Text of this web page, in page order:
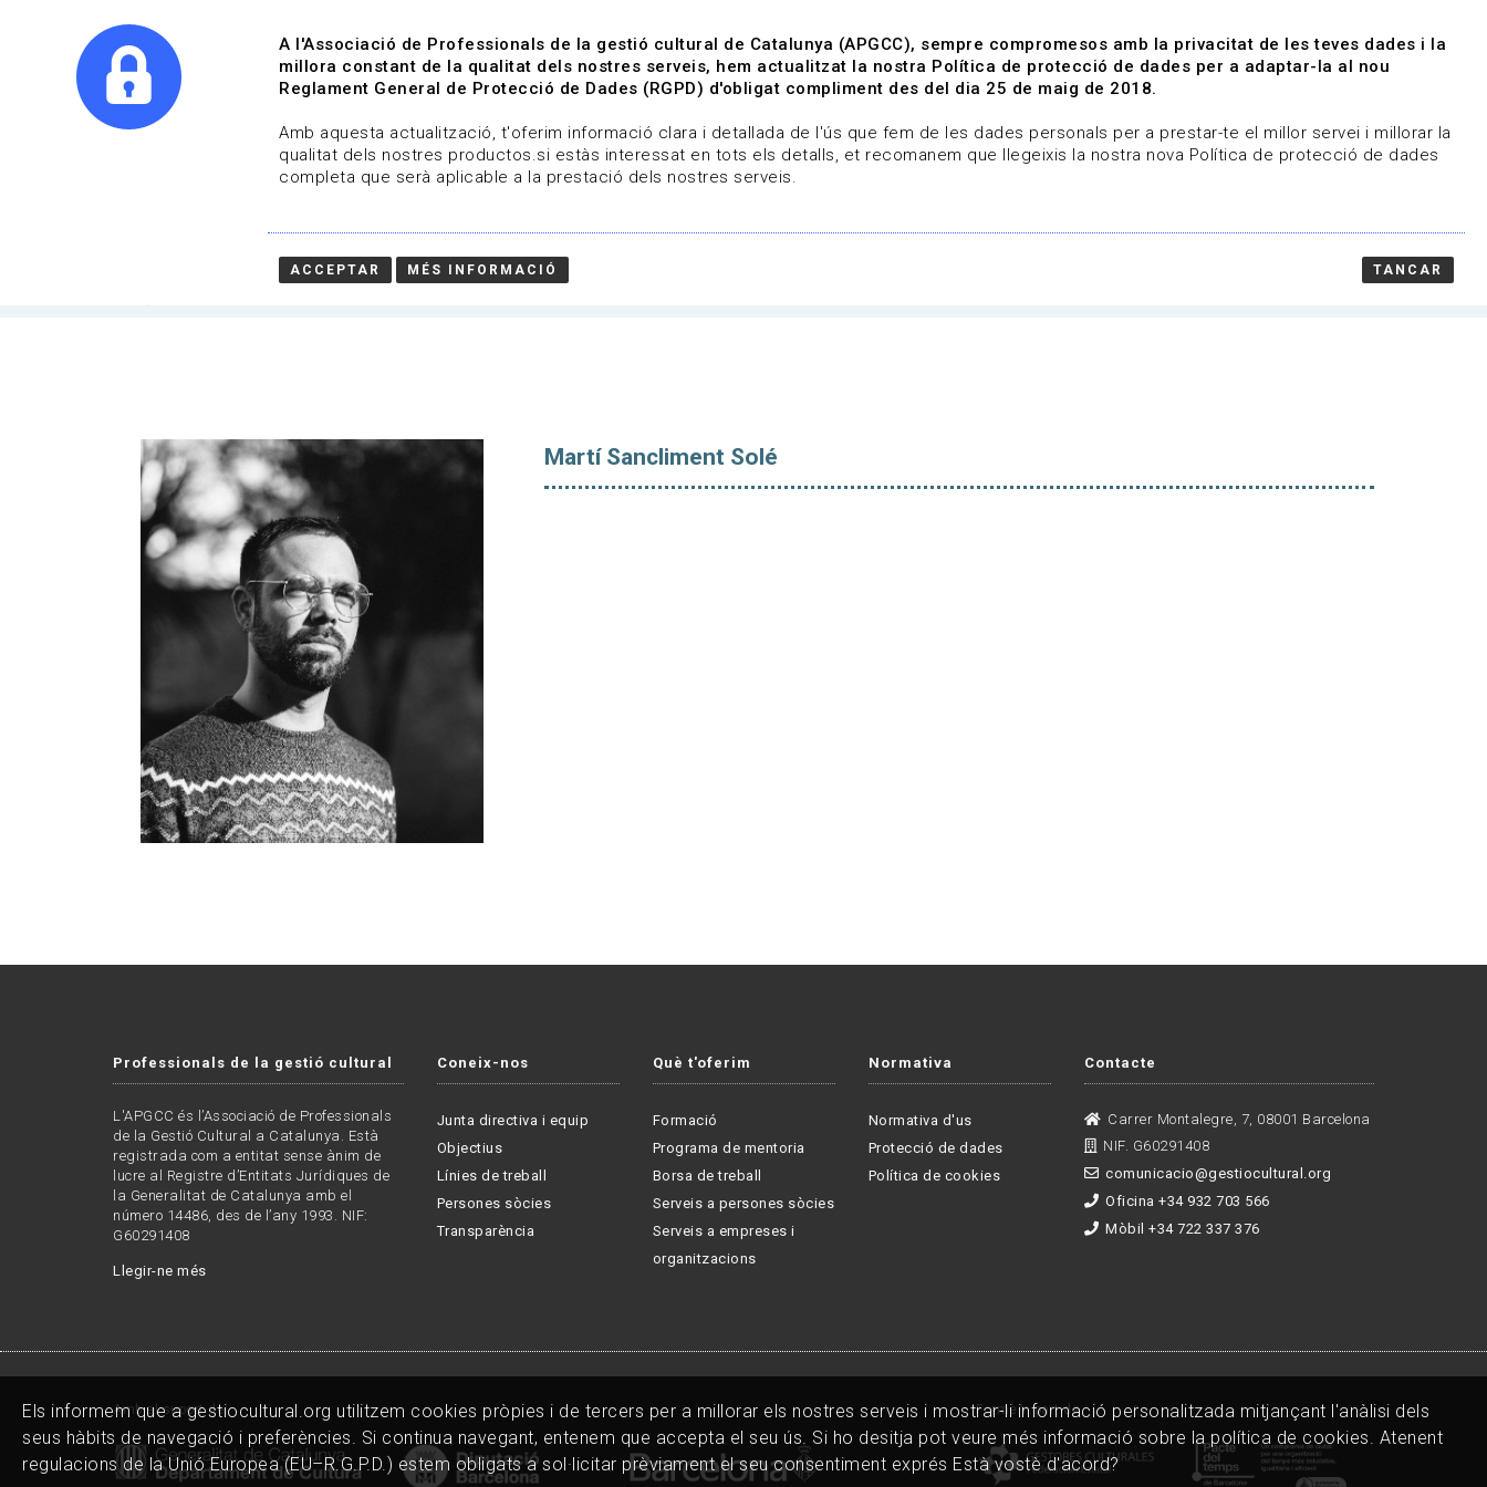
Qui som Línies de treball Projectes Serveis A qui representem Contacte
Martí Sancliment Solé
Martí Sancliment Solé
Professionals de la gestió cultural
L'APGCC és l’Associació de Professionals
de la Gestió Cultural a Catalunya. Està
registrada com a entitat sense ànim de
lucre al Registre d’Entitats Jurídiques de
la Generalitat de Catalunya amb el
número 14486, des de l’any 1993. NIF:
G60291408
Llegir-ne més
Coneix-nos
Junta directiva i equip
Objectius
Línies de treball
Persones sòcies
Transparència
Què t'oferim
Formació
Programa de mentoria
Borsa de treball
Serveis a persones sòcies
Serveis a empreses i
organitzacions
Normativa
Normativa d'us
Protecció de dades
Política de cookies
Contacte
Carrer Montalegre, 7, 08001 Barcelona
NIF. G60291408
comunicacio@gestiocultural.org
Oficina +34 932 703 566
Mòbil +34 722 337 376
Amb el suport de: Formem part de:
Els informem que a gestiocultural.org utilitzem cookies pròpies i de tercers per a millorar els nostres serveis i mostrar-li informació personalitzada mitjançant l'anàlisi dels
seus hàbits de navegació i preferències. Si continua navegant, entenem que accepta el seu ús. Si ho desitja pot veure més informació sobre la política de cookies. Atenent
regulacions de la Unió Europea (EU–R.G.P.D.) estem obligats a sol·licitar prèviament el seu consentiment exprés Està vostè d'acord?
A l'Associació de Professionals de la gestió cultural de Catalunya (APGCC), sempre compromesos amb la privacitat de les teves dades i la
millora constant de la qualitat dels nostres serveis, hem actualitzat la nostra Política de protecció de dades per a adaptar-la al nou
Reglament General de Protecció de Dades (RGPD) d'obligat compliment des del dia 25 de maig de 2018.
Amb aquesta actualització, t'oferim informació clara i detallada de l'ús que fem de les dades personals per a prestar-te el millor servei i millorar la
qualitat dels nostres productos.si estàs interessat en tots els detalls, et recomanem que llegeixis la nostra nova Política de protecció de dades
completa que serà aplicable a la prestació dels nostres serveis.
ACCEPTAR MÉS INFORMACIÓ TANCAR